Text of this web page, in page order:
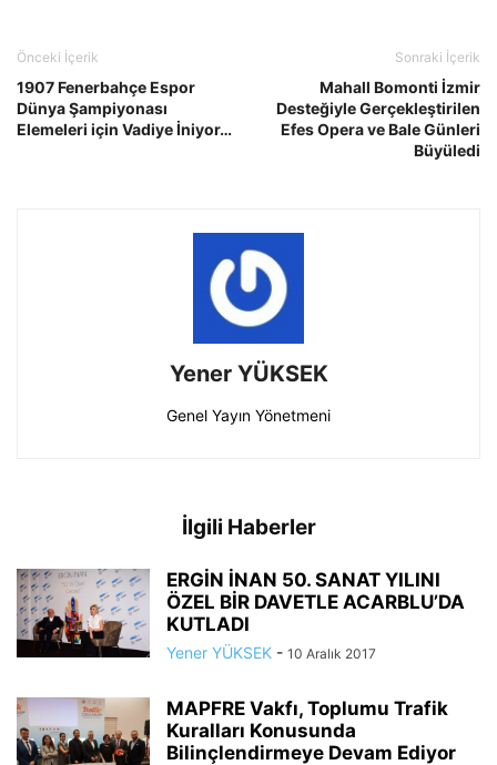
Önceki İçerik
1907 Fenerbahçe Espor
Dünya Şampiyonası
Elemeleri için Vadiye İniyor…
Sonraki İçerik
Mahall Bomonti İzmir
Desteğiyle Gerçekleştirilen
Efes Opera ve Bale Günleri
Büyüledi
Yener YÜKSEK
Genel Yayın Yönetmeni
İlgili Haberler
ERGİN İNAN 50. SANAT YILINI
ÖZEL BİR DAVETLE ACARBLU’DA
KUTLADI
Yener YÜKSEK - 10 Aralık 2017
MAPFRE Vakfı, Toplumu Trafik
Kuralları Konusunda
Bilinçlendirmeye Devam Ediyor